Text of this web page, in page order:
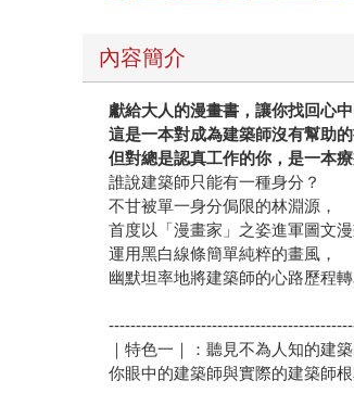
內容簡介
獻給大人的漫畫書，讓你找回心中
這是一本對成為建築師沒有幫助
但對總是認真工作的你，是一本療
誰說建築師只能有一種身分？
不甘被單一身分侷限的林淵源，
首度以「漫畫家」之姿進軍圖文漫
運用黑白線條簡單純粹的畫風，
幽默坦率地將建築師的心路歷程轉
｜特色一｜：聽見不為人知的建
你眼中的建築師與實際的建築師